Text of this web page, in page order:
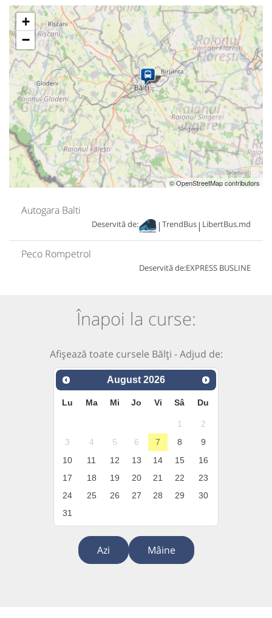
+
−
© OpenStreetMap contributors
Autogara Balti
Deservită de: | TrendBus| LibertBus.md
Peco Rompetrol
Deservită de:EXPRESS BUSLINE
Înapoi la curse:
Afișează toate cursele Bălți - Adjud de:
August 2026
Lu Ma Mi Jo Vi Sâ Du
1
2
3
4 5 6 7 8
9
10
11 12 13 14 15
16
17
18 19 20 21 22
23
24
25 26 27 28 29
30
31
Azi Mâine